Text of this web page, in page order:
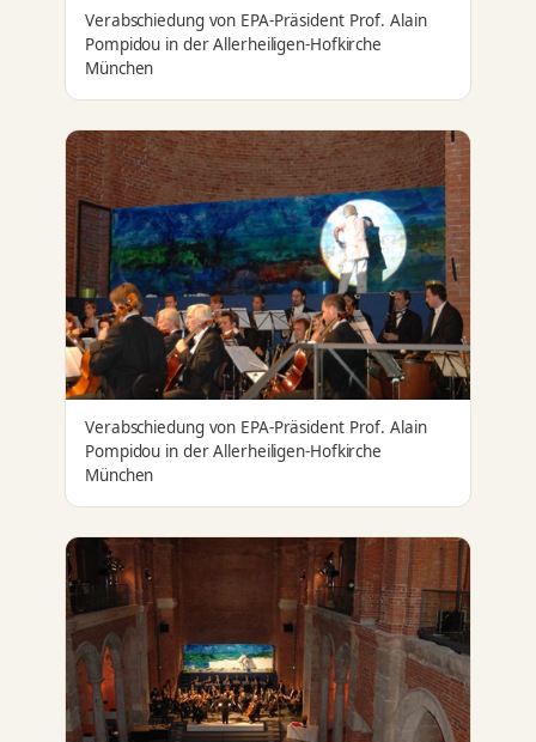
Verabschiedung von EPA-Präsident Prof. Alain
Pompidou in der Allerheiligen-Hofkirche
München
Verabschiedung von EPA-Präsident Prof. Alain
Pompidou in der Allerheiligen-Hofkirche
München